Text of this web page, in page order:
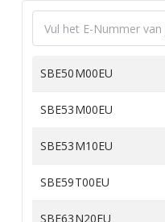
SBE50M00EU
SBE53M00EU
SBE53M10EU
SBE59T00EU
SBE63N20EU